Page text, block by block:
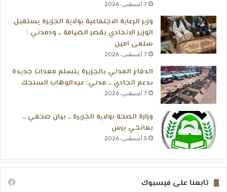
7 أغسطس، 2026
وزير الرعاية الاجتماعية بولاية الجزيرة يستقبل
الوزير الاتحادي بقصر الضيافة ــ ودمدني :
سلمى امين
7 أغسطس، 2026
الدفاع المدني بالجزيرة يتسلم معدات جديدة
بدعم اتحادي ــ مدني: عبدالوهاب السنجك
7 أغسطس، 2026
وزارة الصحة بولاية الجزيرة ــ بيان صحفي ــ
بعانخي برس
5 أغسطس، 2026
تابعنا على فيسبوك